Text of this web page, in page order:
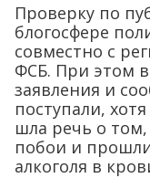
Проверку по
блогосфере
совместно с
ФСБ. При этом в
заявления и
поступали,
шла речь о
побои и
алкоголя в